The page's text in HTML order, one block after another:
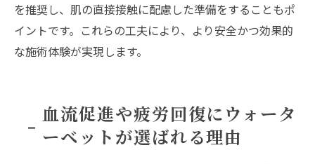
を推奨し、肌の直接接触に配慮した準備をすることもポ
イントです。これらの工夫により、より安全かつ効果的
な施術体験が実現します。
血流促進や疲労回復にウォータ
ーベットが選ばれる理由